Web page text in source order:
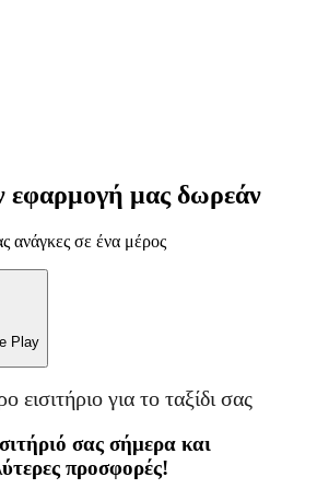
εφαρμογή μας δωρεάν
ανάγκες σε ένα μέρος
Play
εισιτήριο για το ταξίδι σας
σας σήμερα και
προσφορές!